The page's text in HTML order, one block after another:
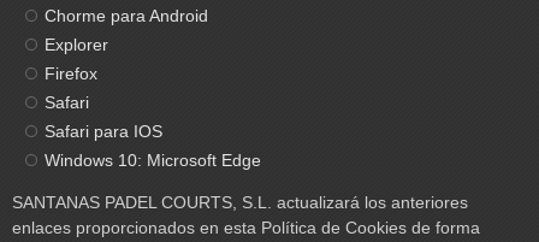
Chorme para Android
Explorer
Firefox
Safari
Safari para IOS
Windows 10: Microsoft Edge
SANTANAS PADEL COURTS, S.L. actualizará los anteriores
enlaces proporcionados en esta Política de Cookies de forma